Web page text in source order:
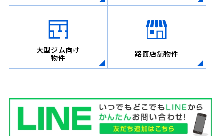
大型ジム向け
物件
路面店舗物件